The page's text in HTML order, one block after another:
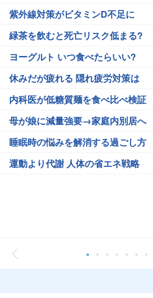
紫外線対策がビタミンD不足に
緑茶を飲むと死亡リスク低まる?
ヨーグルト いつ食べたらいい?
休みだが疲れる 隠れ疲労対策は
内科医が低糖質麺を食べ比べ検証
母が娘に減量強要→家庭内別居へ
睡眠時の悩みを解消する過ごし方
運動より代謝 人体の省エネ戦略